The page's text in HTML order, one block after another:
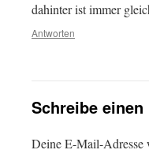
dahinter ist immer
Antworten
Schreibe
Deine E-Mail-